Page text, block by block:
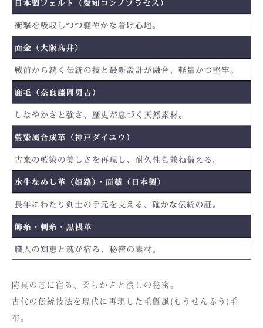
防具の芯に宿る、柔らかさと濃しの秘密。
古代の伝統技法を現代に再現した毛氈風(もうせんふう)毛
布。